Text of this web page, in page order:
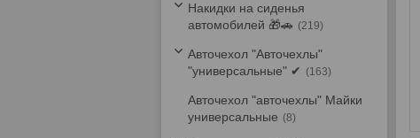
Накидки на сиденья
автомобилей 🎁🚗
219
Авточехол "Авточехлы"
"универсальные" ✔
163
Авточехол "авточехлы" Майки
универсальные
8